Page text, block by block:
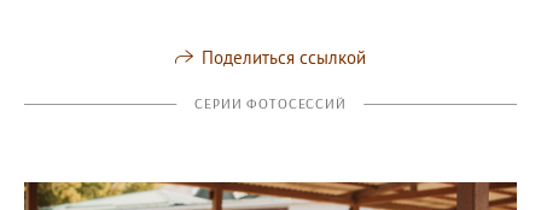
Поделиться ссылкой
СЕРИИ ФОТОСЕССИЙ